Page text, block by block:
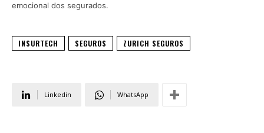
emocional dos segurados.
INSURTECH SEGUROS ZURICH SEGUROS
Linkedin WhatsApp